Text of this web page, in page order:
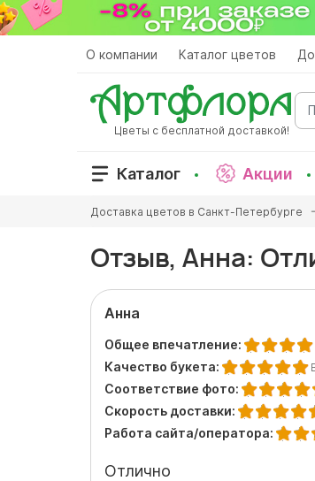
Перейти
к
О компании Каталог цветов
Цветы с бесплатной доставкой!
Каталог Акции
здесь
Доставка цветов в Санкт-Петербурге
Отзыв, Анна:
Анна
Общее впечатление:
Качество букета:
Соответствие фото:
Скорость доставки:
Работа сайта/оператора:
Отлично